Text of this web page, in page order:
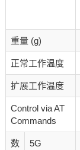
重量 (g)
正常工作温度
扩展工作温度
Control via AT
Commands
数
5G